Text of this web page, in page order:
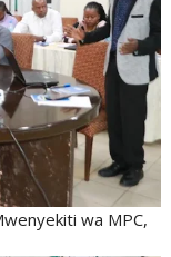
wa MPC,